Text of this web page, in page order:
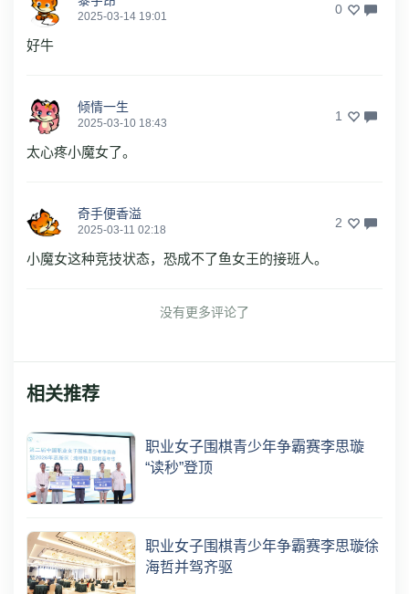
2025-03-14 19:01 0
好牛
倾情一生
2025-03-10 18:43 1
太心疼小魔女了。
奇手便香溢
2025-03-11 02:18 2
小魔女这种竞技状态，恐成不了鱼女王的接班人。
没有更多评论了
相关推荐
职业女子围棋青少年争霸赛李思璇
“读秒”登顶
职业女子围棋青少年争霸赛李思璇徐
海哲并驾齐驱